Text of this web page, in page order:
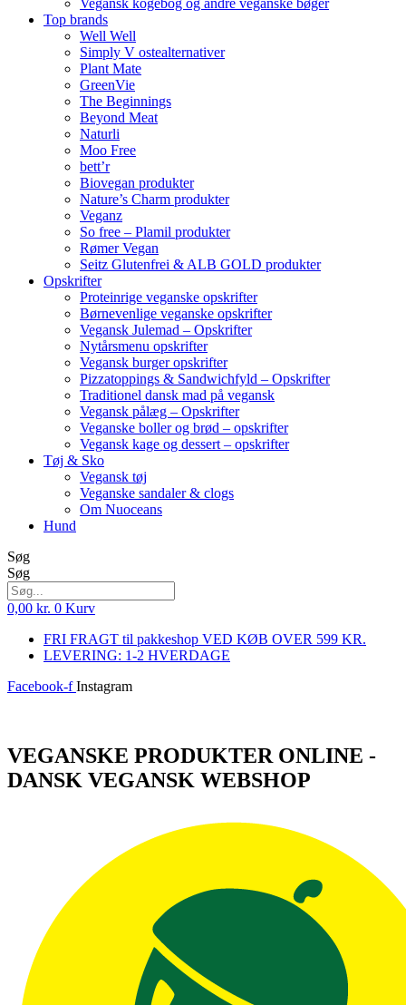
Top brands
Well Well
Simply V ostealternativer
Plant Mate
GreenVie
The Beginnings
Beyond Meat
Naturli
Moo Free
bett’r
Biovegan produkter
Nature’s Charm produkter
Veganz
So free – Plamil produkter
Rømer Vegan
Seitz Glutenfrei & ALB GOLD produkter
Opskrifter
Proteinrige veganske opskrifter
Børnevenlige veganske opskrifter
Vegansk Julemad – Opskrifter
Nytårsmenu opskrifter
Vegansk burger opskrifter
Pizzatoppings & Sandwichfyld – Opskrifter
Traditionel dansk mad på vegansk
Vegansk pålæg – Opskrifter
Veganske boller og brød – opskrifter
Vegansk kage og dessert – opskrifter
Tøj & Sko
Vegansk tøj
Veganske sandaler & clogs
Om Nuoceans
Hund
Søg
Søg
0,00 kr. 0 Kurv
FRI FRAGT til pakkeshop VED KØB OVER 599 KR.
LEVERING: 1-2 HVERDAGE
Facebook-f Instagram
VEGANSKE PRODUKTER ONLINE -
DANSK VEGANSK WEBSHOP